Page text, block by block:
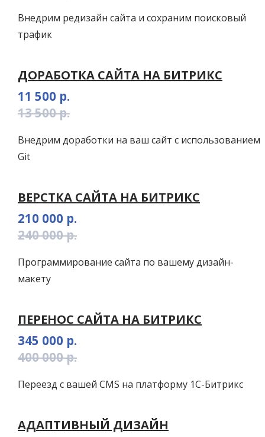
Внедрим редизайн сайта и сохраним поисковый
трафик
ДОРАБОТКА САЙТА НА БИТРИКС
11 500 р.
13 500 р.
Внедрим доработки на ваш сайт с использованием
Git
ВЕРСТКА САЙТА НА БИТРИКС
210 000 р.
240 000 р.
Программирование сайта по вашему дизайн-
макету
ПЕРЕНОС САЙТА НА БИТРИКС
345 000 р.
400 000 р.
Переезд с вашей CMS на платформу 1C-Битрикс
АДАПТИВНЫЙ ДИЗАЙН